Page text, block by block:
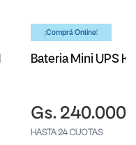
¡Comprá Online!
Bateria Mini UPS
Gs. 240.000
HASTA 24 CUOTAS